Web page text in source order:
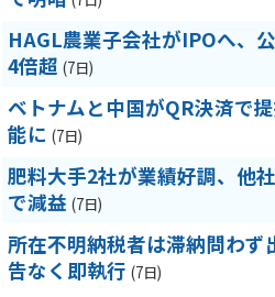
HAGL農業子会社がIPOへ、
4倍超 (7日)
ベトナムと中国がQR決済で
能に (7日)
肥料大手2社が業績好調、他
で減益 (7日)
所在不明納税者は滞納問わず
告なく即執行 (7日)